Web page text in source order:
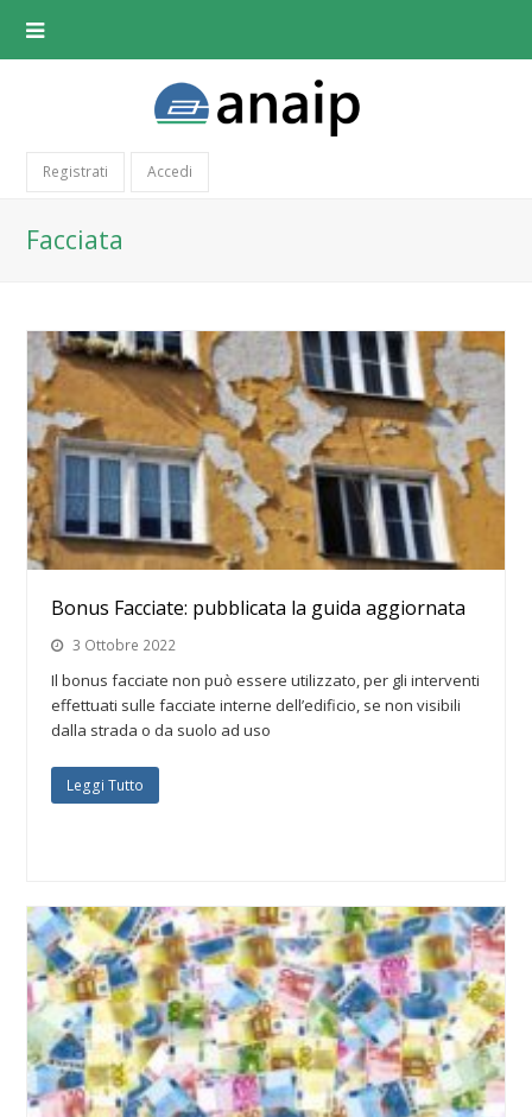
Registrati Accedi
Facciata
Bonus Facciate: pubblicata la guida aggiornata
3 Ottobre 2022
Il bonus facciate non può essere utilizzato, per gli interventi
effettuati sulle facciate interne dell’edificio, se non visibili
dalla strada o da suolo ad uso
Leggi Tutto